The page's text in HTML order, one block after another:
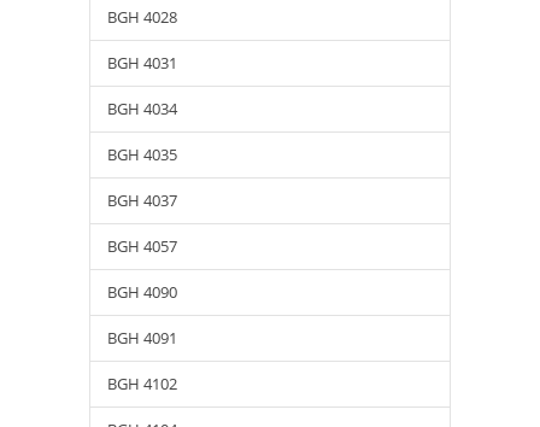
BGH 4028
BGH 4031
BGH 4034
BGH 4035
BGH 4037
BGH 4057
BGH 4090
BGH 4091
BGH 4102